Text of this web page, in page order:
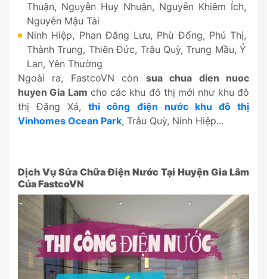
Thuận, Nguyễn Huy Nhuận, Nguyễn Khiêm Ích,
Nguyễn Mậu Tài
Ninh Hiệp, Phan Đăng Lưu, Phù Đổng, Phú Thị,
Thành Trung, Thiên Đức, Trâu Quỳ, Trung Mầu, Ỷ
Lan, Yên Thường
Ngoài ra, FastcoVN còn sua chua dien nuoc
huyen Gia Lam cho các khu đô thị mới như khu đô
thị Đặng Xá,thi công điện nước khu đô thị
Vinhomes Ocean Park, Trâu Quỳ, Ninh Hiệp...
Dịch Vụ Sửa Chữa Điện Nước Tại Huyện Gia Lâm
Của FastcoVN